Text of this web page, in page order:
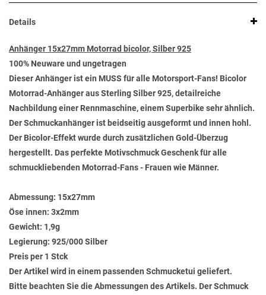
Details
Anhänger 15x27mm Motorrad bicolor, Silber 925
100% Neuware und ungetragen
Dieser Anhänger ist ein MUSS für alle Motorsport-Fans! Bicolor
Motorrad-Anhänger aus Sterling Silber 925, detailreiche
Nachbildung einer Rennmaschine, einem Superbike sehr ähnlich.
Der Schmuckanhänger ist beidseitig ausgeformt und innen hohl.
Der Bicolor-Effekt wurde durch zusätzlichen Gold-Überzug
hergestellt. Das perfekte Motivschmuck Geschenk für alle
schmuckliebenden Motorrad-Fans - Frauen wie Männer.
Abmessung: 15x27mm
Öse innen: 3x2mm
Gewicht: 1,9g
Legierung: 925/000 Silber
Preis per 1 Stck
Der Artikel wird in einem passenden Schmucketui geliefert.
Bitte beachten Sie die Abmessungen des Artikels. Der Schmuck